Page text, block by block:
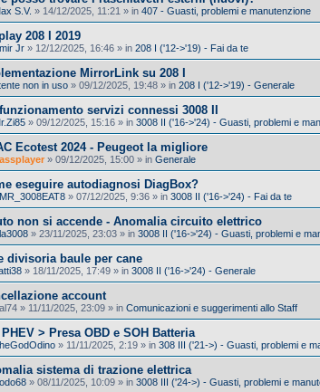
S.V. » 14/12/2025, 11:21 » in 407 - Guasti, problemi e manutenzione
208 I 2019
Jr » 12/12/2025, 16:46 » in 208 I ('12->'19) - Fai da te
MirrorLink su 208 I
non in uso » 09/12/2025, 19:48 » in 208 I ('12->'19) - Generale
servizi connessi 3008 II
» 09/12/2025, 15:16 » in 3008 II ('16->'24) - Guasti, problemi e
Ecotest 2024 - Peugeot la migliore
» 09/12/2025, 15:00 » in Generale
eseguire autodiagnosi DiagBox?
» 07/12/2025, 9:36 » in 3008 II ('16->'24) - Fai da te
non si accende - Anomalia circuito elettrico
» 23/11/2025, 23:03 » in 3008 II ('16->'24) - Guasti, problemi e
divisoria baule per cane
» 18/11/2025, 17:49 » in 3008 II ('16->'24) - Generale
account
» 11/11/2025, 23:09 » in Comunicazioni e suggerimenti allo Staff
PHEV > Presa OBD e SOH Batteria
» 11/11/2025, 2:19 » in 308 III ('21->) - Guasti, problemi e
sistema di trazione elettrica
» 08/11/2025, 10:09 » in 3008 III ('24->) - Guasti, problemi e